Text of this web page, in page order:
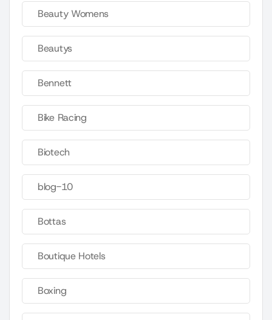
Beauty Womens
Beautys
Bennett
Bike Racing
Biotech
blog-10
Bottas
Boutique Hotels
Boxing